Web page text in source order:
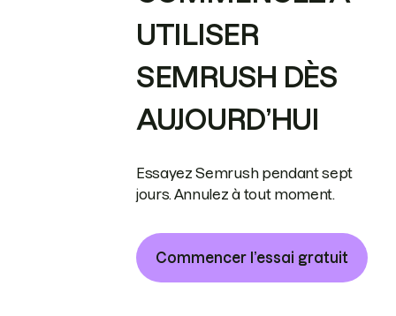
UTILISER
SEMRUSH DÈS
AUJOURD’HUI
Essayez Semrush pendant sept
jours. Annulez à tout moment.
Commencer l’essai gratuit